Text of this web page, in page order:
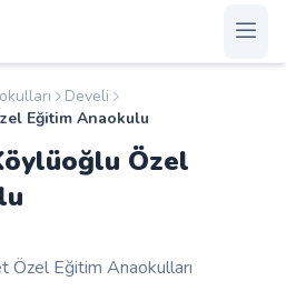
Develi
Eğitim Anaokulu
Özel
Özel Eğitim Anaokulları